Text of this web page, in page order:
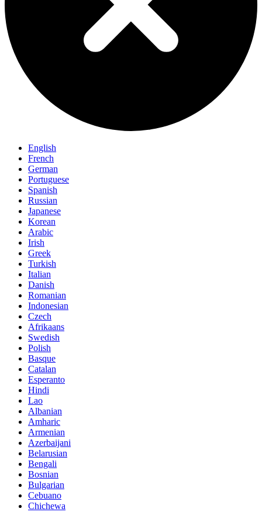
English
French
German
Portuguese
Spanish
Russian
Japanese
Korean
Arabic
Irish
Greek
Turkish
Italian
Danish
Romanian
Indonesian
Czech
Afrikaans
Swedish
Polish
Basque
Catalan
Esperanto
Hindi
Lao
Albanian
Amharic
Armenian
Azerbaijani
Belarusian
Bengali
Bosnian
Bulgarian
Cebuano
Chichewa